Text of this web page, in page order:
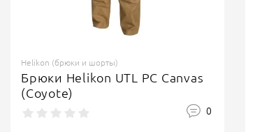
Helikon (брюки и шорты)
Брюки Helikon UTL PC Canvas
(Coyote)
0